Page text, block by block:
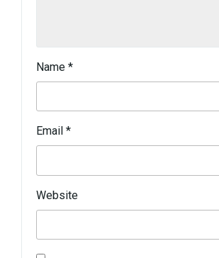
Name *
Email *
Website